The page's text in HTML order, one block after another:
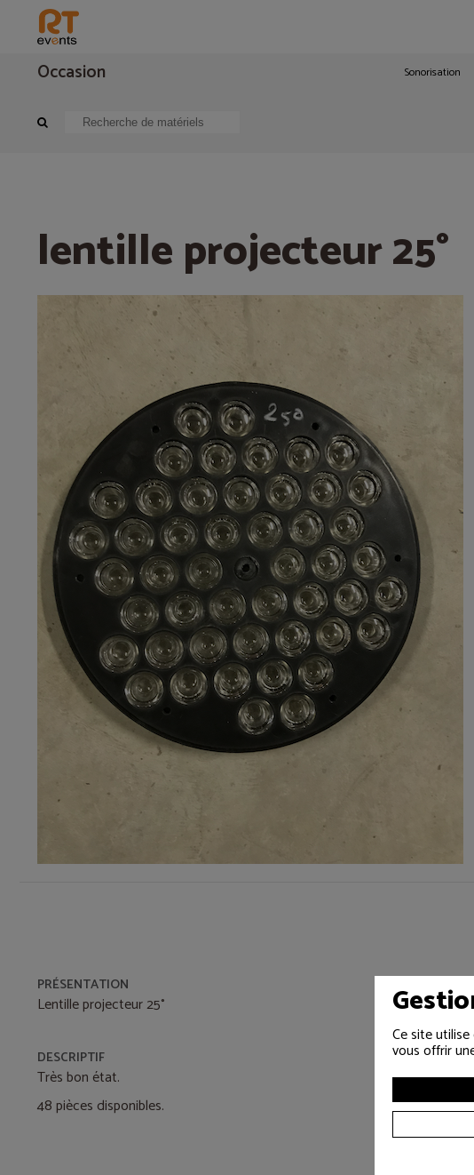
Occasion Sonorisation
Eclairage Projecteur asservie
lentille projecteur 25°
PRÉSENTATION
Lentille projecteur 25°
DESCRIPTIF
Très bon état.
48 pièces disponibles.
Ce site
vous offrir